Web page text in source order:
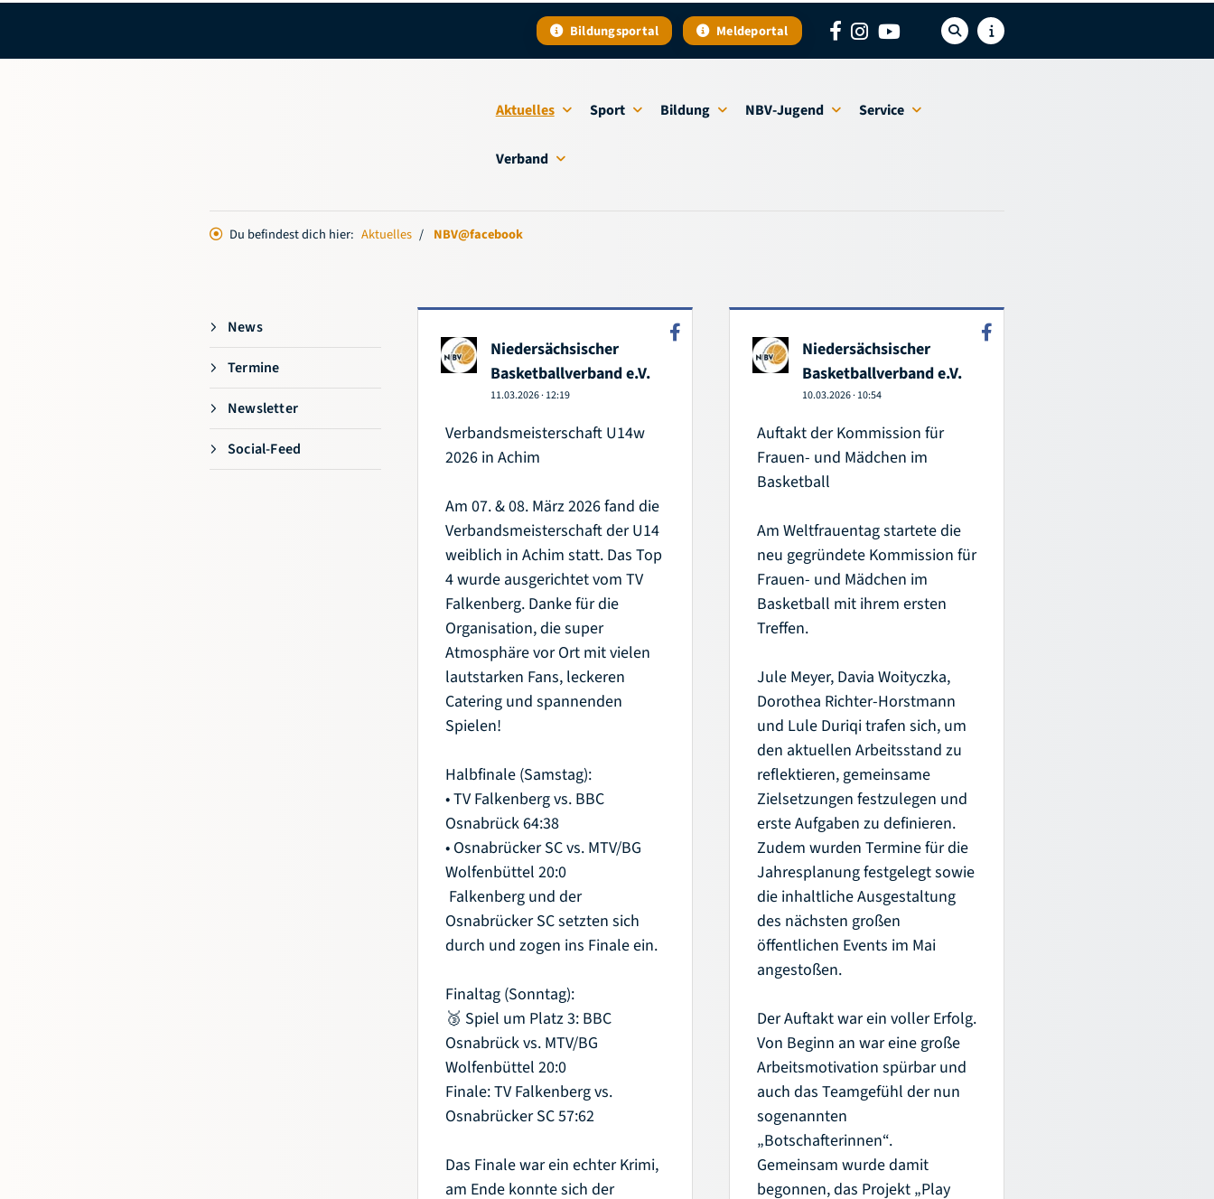
Bildungsportal Meldeportal
Aktuelles Sport Bildung NBV-Jugend Service
Verband
Du befindest dich hier: Aktuelles NBV@facebook
Niedersächsischer
Basketballverband e.V.
11.03.2026·12:19
Verbandsmeisterschaft U14w
2026 in Achim
Am 07. & 08. März 2026 fand die
Verbandsmeisterschaft der U14
weiblich in Achim statt. Das Top
4 wurde ausgerichtet vom TV
Falkenberg. Danke für die
Organisation, die super
Atmosphäre vor Ort mit vielen
lautstarken Fans, leckeren
Catering und spannenden
Spielen!
Halbfinale (Samstag):
• TV Falkenberg vs. BBC
Osnabrück 64:38
• Osnabrücker SC vs. MTV/BG
Wolfenbüttel 20:0
️ Falkenberg und der
Osnabrücker SC setzten sich
durch und zogen ins Finale ein.
Finaltag (Sonntag):
🥉 Spiel um Platz 3: BBC
Osnabrück vs. MTV/BG
Wolfenbüttel 20:0
Finale: TV Falkenberg vs.
Osnabrücker SC 57:62
Das Finale war ein echter Krimi,
am Ende konnte sich der
Niedersächsischer
Basketballverband e.V.
10.03.2026·10:54
Auftakt der Kommission für
Frauen- und Mädchen im
Basketball
Am Weltfrauentag startete die
neu gegründete Kommission für
Frauen- und Mädchen im
Basketball mit ihrem ersten
Treffen.
Jule Meyer, Davia Woityczka,
Dorothea Richter-Horstmann
und Lule Duriqi trafen sich, um
den aktuellen Arbeitsstand zu
reflektieren, gemeinsame
Zielsetzungen festzulegen und
erste Aufgaben zu definieren.
Zudem wurden Termine für die
Jahresplanung festgelegt sowie
die inhaltliche Ausgestaltung
des nächsten großen
öffentlichen Events im Mai
angestoßen.
Der Auftakt war ein voller Erfolg.
Von Beginn an war eine große
Arbeitsmotivation spürbar und
auch das Teamgefühl der nun
sogenannten
„Botschafterinnen“.
Gemeinsam wurde damit
begonnen, das Projekt „Play
News
Termine
Newsletter
Social-Feed
Aktuelles
News
Termine
Newsletter
Social-Feed
Fragen & Antworten